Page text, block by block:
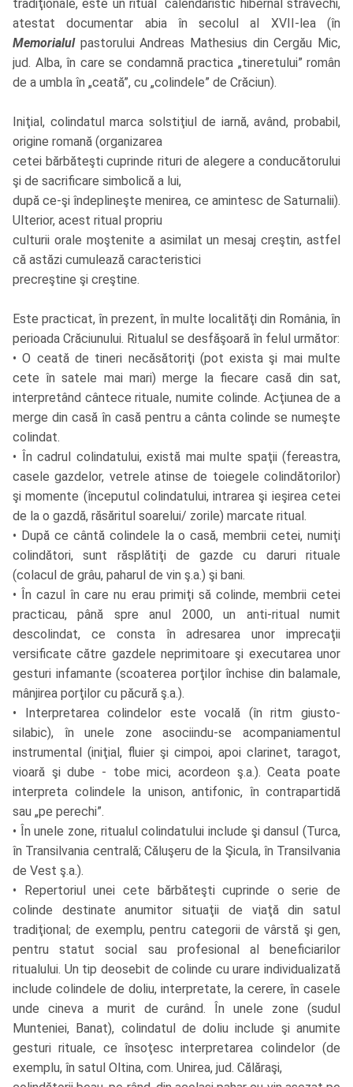
tradiţionale, este un ritual calendaristic hibernal străvechi,
atestat documentar abia în secolul al XVII-lea (în
Memorialul pastorului Andreas Mathesius din Cergău Mic,
jud. Alba, în care se condamnă practica „tineretului” român
de a umbla în „ceată”, cu „colindele” de Crăciun).
Iniţial, colindatul marca solstiţiul de iarnă, având, probabil,
origine romană (organizarea
cetei bărbăteşti cuprinde rituri de alegere a conducătorului
şi de sacrificare simbolică a lui,
după ce-şi îndeplineşte menirea, ce amintesc de Saturnalii).
Ulterior, acest ritual propriu
culturii orale moştenite a asimilat un mesaj creştin, astfel
că astăzi cumulează caracteristici
precreştine şi creştine.
Este practicat, în prezent, în multe localităţi din România, în
perioada Crăciunului. Ritualul se desfăşoară în felul următor:
• O ceată de tineri necăsătoriţi (pot exista şi mai multe
cete în satele mai mari) merge la fiecare casă din sat,
interpretând cântece rituale, numite colinde. Acţiunea de a
merge din casă în casă pentru a cânta colinde se numeşte
colindat.
• În cadrul colindatului, există mai multe spaţii (fereastra,
casele gazdelor, vetrele atinse de toiegele colindătorilor)
şi momente (începutul colindatului, intrarea şi ieşirea cetei
de la o gazdă, răsăritul soarelui/ zorile) marcate ritual.
• După ce cântă colindele la o casă, membrii cetei, numiţi
colindători, sunt răsplătiţi de gazde cu daruri rituale
(colacul de grâu, paharul de vin ş.a.) şi bani.
• În cazul în care nu erau primiţi să colinde, membrii cetei
practicau, până spre anul 2000, un anti-ritual numit
descolindat, ce consta în adresarea unor imprecaţii
versificate către gazdele neprimitoare şi executarea unor
gesturi infamante (scoaterea porţilor închise din balamale,
mânjirea porţilor cu păcură ş.a.).
• Interpretarea colindelor este vocală (în ritm giusto-
silabic), în unele zone asociindu-se acompaniamentul
instrumental (iniţial, fluier şi cimpoi, apoi clarinet, taragot,
vioară şi dube - tobe mici, acordeon ş.a.). Ceata poate
interpreta colindele la unison, antifonic, în contrapartidă
sau „pe perechi”.
• În unele zone, ritualul colindatului include şi dansul (Turca,
în Transilvania centrală; Căluşeru de la Şicula, în Transilvania
de Vest ş.a.).
• Repertoriul unei cete bărbăteşti cuprinde o serie de
colinde destinate anumitor situaţii de viaţă din satul
tradiţional; de exemplu, pentru categorii de vârstă şi gen,
pentru statut social sau profesional al beneficiarilor
ritualului. Un tip deosebit de colinde cu urare individualizată
include colindele de doliu, interpretate, la cerere, în casele
unde cineva a murit de curând. În unele zone (sudul
Munteniei, Banat), colindatul de doliu include şi anumite
gesturi rituale, ce însoţesc interpretarea colindelor (de
exemplu, în satul Oltina, com. Unirea, jud. Călăraşi,